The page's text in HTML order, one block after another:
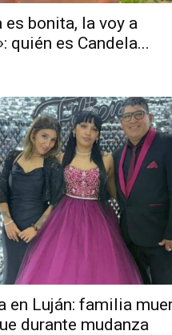
es bonita, la voy a
quién es Candela...
en Luján: familia
durante mudanza